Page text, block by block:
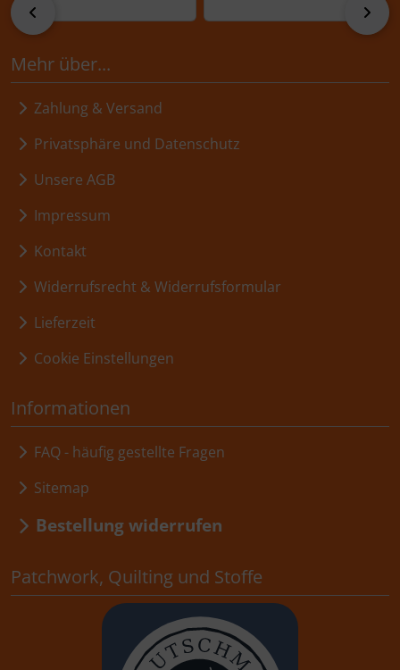
vor
Mehr über...
Zahlung & Versand
Privatsphäre und Datenschutz
Unsere AGB
Impressum
Kontakt
Widerrufsrecht & Widerrufsformular
Lieferzeit
Cookie Einstellungen
Informationen
FAQ - häufig gestellte Fragen
Sitemap
Bestellung widerrufen
Patchwork, Quilting und Stoffe